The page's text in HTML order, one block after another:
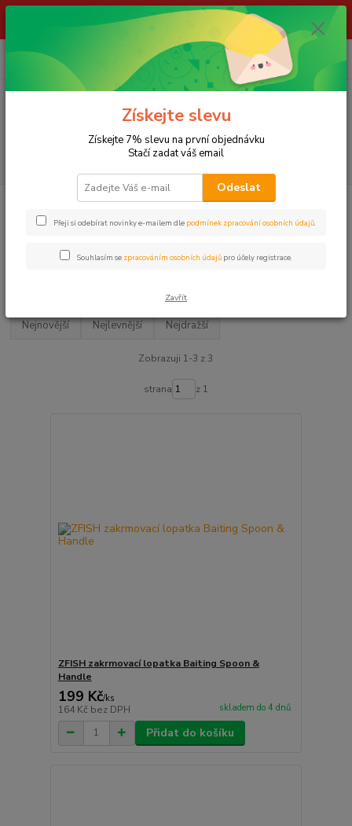
ŽIVÉ NÁSTRAHY !!! NEPOSÍLÁME !!! - ODBĚR POUZE NA NAŠÍ
za
LOV NA FEEDER Vrhače návnad KRMÍCÍ LOPATKY
KRMÍCÍ LOPATKY
Nejnovější Nejlevnější Nejdražší
Zobrazuji 1-3 z 3
strana z 1
ZFISH zakrmovací lopatka Baiting Spoon &
Handle
199 Kč/ks
164 Kč bez DPH skladem do 4 dnů
Přidat do košíku
Získejte slevu
Získejte 7% slevu na první objednávku
Stačí zadat váš email
Odeslat
Přeji si odebírat novinky e-mailem dle podmínek zpracování osobních údajů.
Souhlasím se zpracováním osobních údajů pro účely registrace.
Zavřít